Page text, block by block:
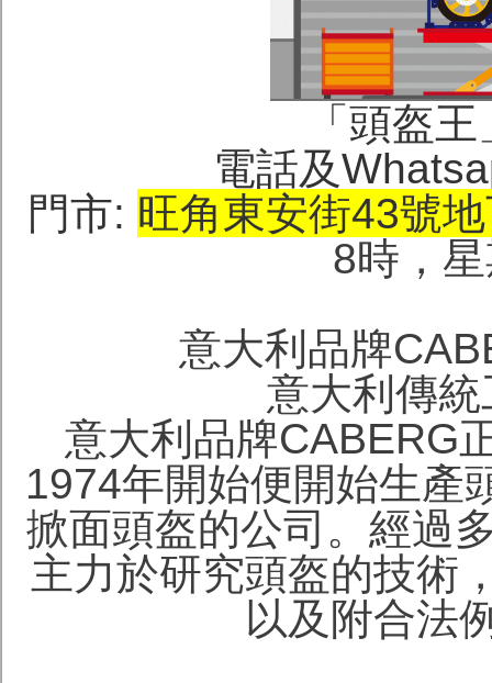
「頭盔
電話及
門市: 旺角東安街43號
8時，
意大利品牌
意大利傳
意大利品牌CABERG
1974年開始便開始生產
掀面頭盔的公司。經過
主力於研究頭盔的技術
以及附合法